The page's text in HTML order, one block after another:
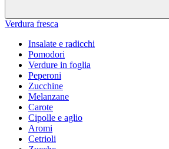
Verdura fresca
Insalate e radicchi
Pomodori
Verdure in foglia
Peperoni
Zucchine
Melanzane
Carote
Cipolle e aglio
Aromi
Cetrioli